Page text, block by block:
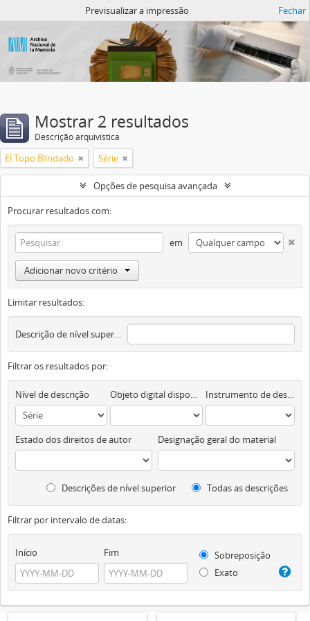
Previsualizar a impressão Fechar
Mostrar 2 resultados
Descrição arquivística
El Topo Blindado Série
Opções de pesquisa avançada
Procurar resultados com:
em
Adicionar novo critério
Limitar resultados:
Descrição de nível superior
Filtrar os resultados por:
Nível de descrição Objeto digital disponível Instrumento de descrição documental
Estado dos direitos de autor Designação geral do material
Descrições de nível superior Todas as descrições
Filtrar por intervalo de datas:
Início Fim
Sobreposição
Exato